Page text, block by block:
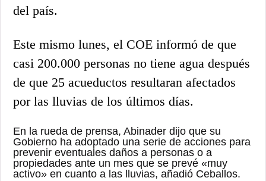
del país.
Este mismo lunes, el COE informó de que
casi 200.000 personas no tiene agua después
de que 25 acueductos resultaran afectados
por las lluvias de los últimos días.
En la rueda de prensa, Abinader dijo que su
Gobierno ha adoptado una serie de acciones para
prevenir eventuales daños a personas o a
propiedades ante un mes que se prevé «muy
activo» en cuanto a las lluvias, añadió Ceballos.